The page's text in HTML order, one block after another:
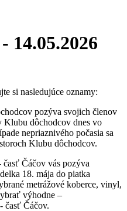
14.05.2026
si nasledujúce oznamy:
pozýva svojich členov
Klubu dôchodcov dnes vo
nepriaznivého počasia sa
Klubu dôchodcov.
časť Čáčov vás pozýva
18. mája do piatka
metrážové koberce, vinyl,
výhodne –
časť Čáčov.